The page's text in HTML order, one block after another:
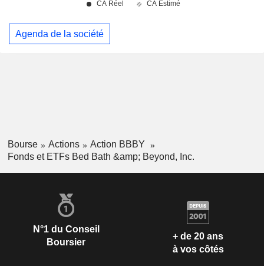
Agenda de la société
Bourse Actions
Action BBBY
Fonds et ETFs Bed Bath &amp; Beyond, Inc.
N°1 du Conseil
Boursier
+ de 20 ans
à vos côtés